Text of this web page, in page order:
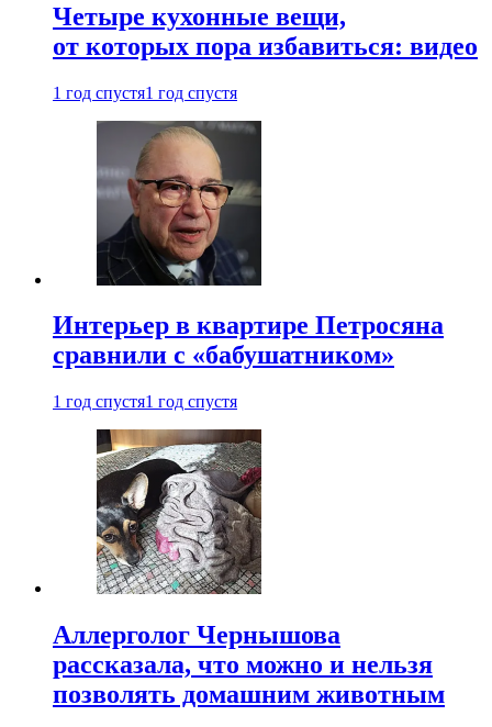
Четыре кухонные вещи,
от которых пора избавиться: видео
1 год спустя1 год спустя
Интерьер в квартире Петросяна
сравнили с «бабушатником»
1 год спустя1 год спустя
Аллерголог Чернышова
рассказала, что можно и нельзя
позволять домашним животным